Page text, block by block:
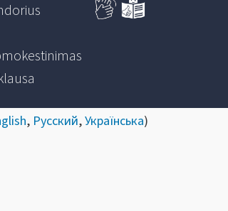
, Русский,Українська)